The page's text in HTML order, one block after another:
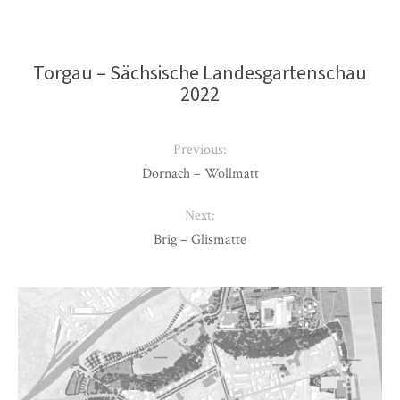
Torgau – Sächsische Landesgartenschau
2022
Previous:
Dornach – Wollmatt
Next:
Brig – Glismatte